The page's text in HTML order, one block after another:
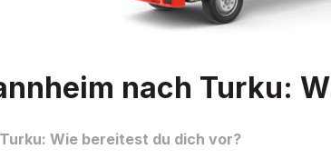
nach Turku:
Wie bereitest du dich vor?